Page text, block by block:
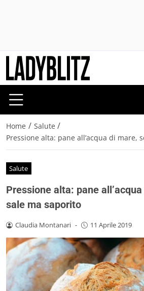
Home / Salute /
Pressione alta: pane all’acqua di mare,
Salute
Pressione alta: pane
sale ma saporito
Claudia Montanari - 11 Aprile 2019